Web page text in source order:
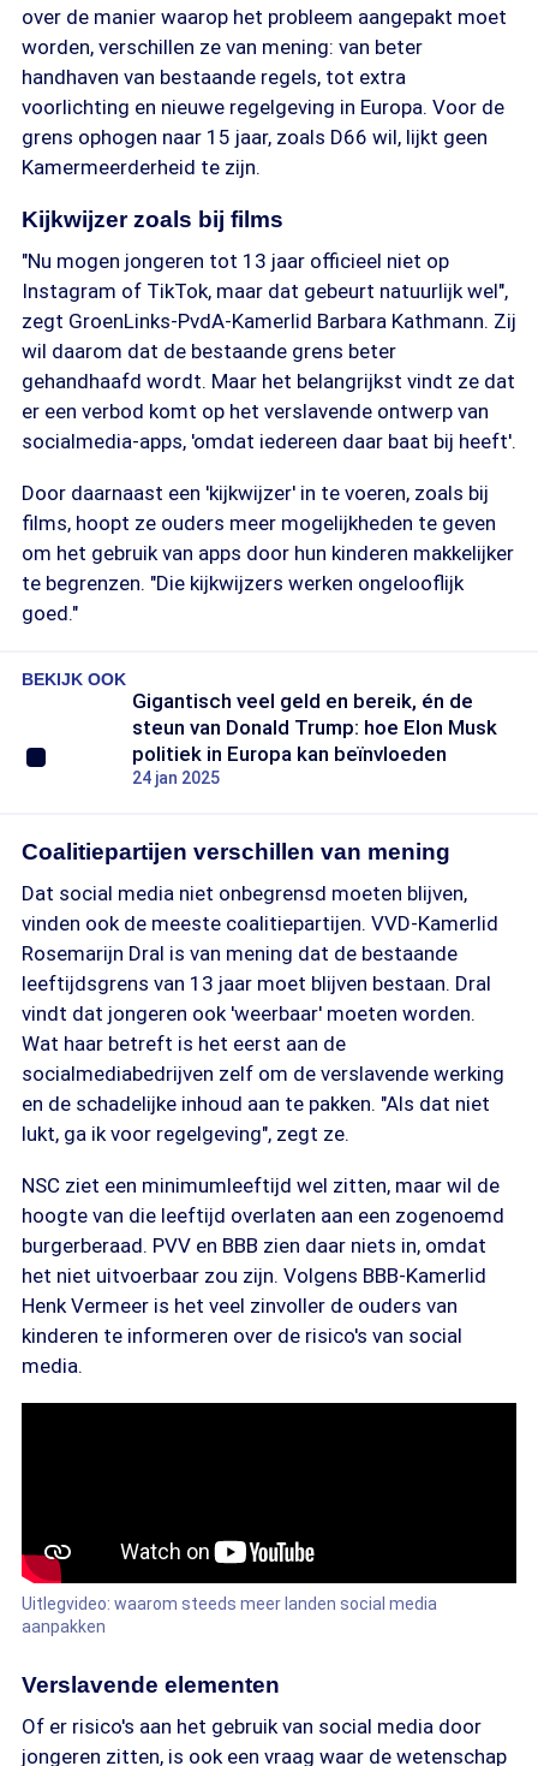
over de manier waarop het probleem aangepakt moet
worden, verschillen ze van mening: van beter
handhaven van bestaande regels, tot extra
voorlichting en nieuwe regelgeving in Europa. Voor de
grens ophogen naar 15 jaar, zoals D66 wil, lijkt geen
Kamermeerderheid te zijn.
Kijkwijzer zoals bij films
"Nu mogen jongeren tot 13 jaar officieel niet op
Instagram of TikTok, maar dat gebeurt natuurlijk wel",
zegt GroenLinks-PvdA-Kamerlid Barbara Kathmann. Zij
wil daarom dat de bestaande grens beter
gehandhaafd wordt. Maar het belangrijkst vindt ze dat
er een verbod komt op het verslavende ontwerp van
socialmedia-apps, 'omdat iedereen daar baat bij heeft'.
Door daarnaast een 'kijkwijzer' in te voeren, zoals bij
films, hoopt ze ouders meer mogelijkheden te geven
om het gebruik van apps door hun kinderen makkelijker
te begrenzen. "Die kijkwijzers werken ongelooflijk
goed."
BEKIJK OOK
Gigantisch veel geld en bereik, én de
steun van Donald Trump: hoe Elon Musk
politiek in Europa kan beïnvloeden
24 jan 2025
Coalitiepartijen verschillen van mening
Dat social media niet onbegrensd moeten blijven,
vinden ook de meeste coalitiepartijen. VVD-Kamerlid
Rosemarijn Dral is van mening dat de bestaande
leeftijdsgrens van 13 jaar moet blijven bestaan. Dral
vindt dat jongeren ook 'weerbaar' moeten worden.
Wat haar betreft is het eerst aan de
socialmediabedrijven zelf om de verslavende werking
en de schadelijke inhoud aan te pakken. "Als dat niet
lukt, ga ik voor regelgeving", zegt ze.
NSC ziet een minimumleeftijd wel zitten, maar wil de
hoogte van die leeftijd overlaten aan een zogenoemd
burgerberaad. PVV en BBB zien daar niets in, omdat
het niet uitvoerbaar zou zijn. Volgens BBB-Kamerlid
Henk Vermeer is het veel zinvoller de ouders van
kinderen te informeren over de risico's van social
media.
Uitlegvideo: waarom steeds meer landen social media
aanpakken
Verslavende elementen
Of er risico's aan het gebruik van social media door
jongeren zitten, is ook een vraag waar de wetenschap